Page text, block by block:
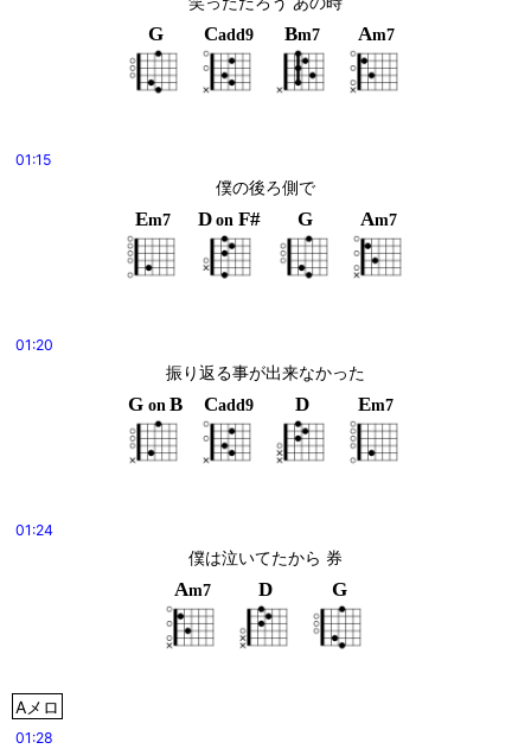
G Cadd9 Bm7 Am7
01:15
僕の後ろ側で
Em7 D on F# G Am7
01:20
振り返る事が出来なかった
G on B Cadd9 D Em7
01:24
僕は泣いてたから 券
Am7 D G
Aメロ
01:28